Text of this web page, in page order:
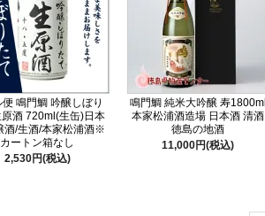
鳴門鯛 吟醸しぼり
酒 720ml(生缶)日本
酒/生酒/本家松浦酒※
カートン箱なし
2,530円(税込)
鳴門鯛 純米大吟醸 寿1800ml
本家松浦酒造場 日本酒 清酒
徳島の地酒
11,000円(税込)